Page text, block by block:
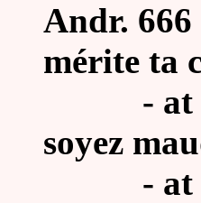
Andr.
mérite ta
- at
soyez
- at